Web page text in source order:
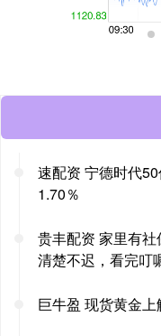
速配资 宁德时代
1.70％
贵丰配资 家里有
清楚不迟，看完叮
巨牛盈 现货黄金